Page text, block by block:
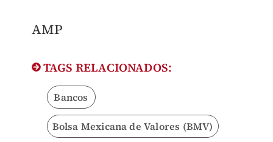
AMP
TAGS RELACIONADOS:
Bancos
Bolsa Mexicana de Valores (BMV)